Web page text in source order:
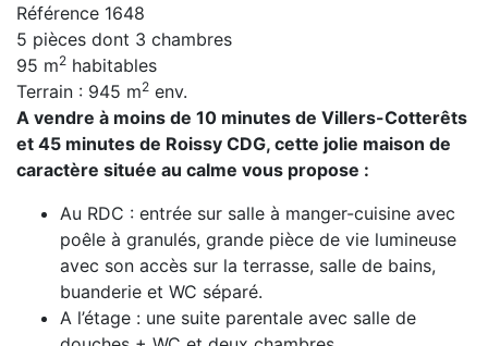
Référence 1648
5 pièces dont 3 chambres
95 m2 habitables
Terrain : 945 m2 env.
A vendre à moins de 10 minutes de Villers-Cotterêts
et 45 minutes de Roissy CDG, cette jolie maison de
caractère située au calme vous propose :
Au RDC : entrée sur salle à manger-cuisine avec
poêle à granulés, grande pièce de vie lumineuse
avec son accès sur la terrasse, salle de bains,
buanderie et WC séparé.
A l’étage : une suite parentale avec salle de